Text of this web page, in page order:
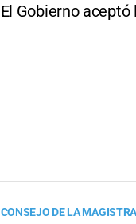
El Gobierno
CONSEJO DE LA